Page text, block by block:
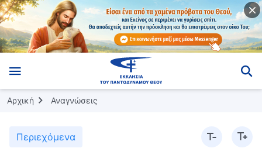
Αρχική Αναγνώσεις
Περιεχόμενα